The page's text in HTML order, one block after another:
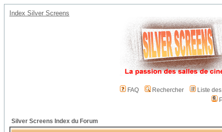
Index Silver Screens
FAQ Rechercher
Liste
Silver Screens Index du Forum